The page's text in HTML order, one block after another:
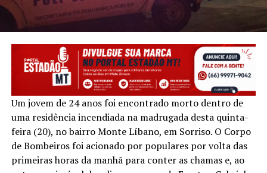
Um jovem de 24 anos foi encontrado morto dentro de
uma residência incendiada na madrugada desta quinta-
feira (20), no bairro Monte Líbano, em Sorriso. O Corpo
de Bombeiros foi acionado por populares por volta das
primeiras horas da manhã para conter as chamas e, ao